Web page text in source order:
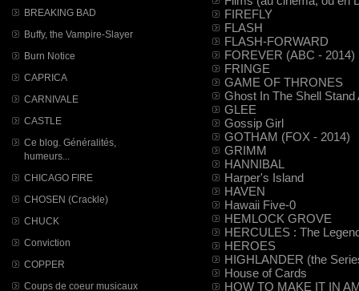
BREAKING BAD
Buffy, the Vampire-Slayer
Burn Notice
CAPRICA
CARNIVALE
CASTLE
Ce blog. Généralités,
humeurs...
CHICAGO FIRE
CHOSEN (Crackle)
CHUCK
Conviction
COPPER
Coups de coeur musicaux
FIREFLY
FLASH
FLASH-FORWARD
FOREVER (ABC - 2014)
FRINGE
GAME OF THRONES
Ghost In The Shell Stand
GLEE
Gossip Girl
GOTHAM (FOX - 2014)
GRIMM
HANNIBAL
Harper's Island
HAVEN
Hawaii Five-0
HEMLOCK GROVE
HERCULES : The
HEROES
HIGHLANDER (the
House of Cards
HOW TO MAKE IT IN